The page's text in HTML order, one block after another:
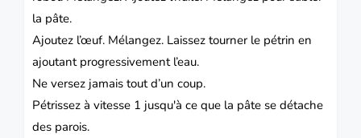
la pâte.
Ajoutez l’œuf. Mélangez. Laissez tourner le pétrin en
ajoutant progressivement l’eau.
Ne versez jamais tout d’un coup.
Pétrissez à vitesse 1 jusqu'à ce que la pâte se détache
des parois.